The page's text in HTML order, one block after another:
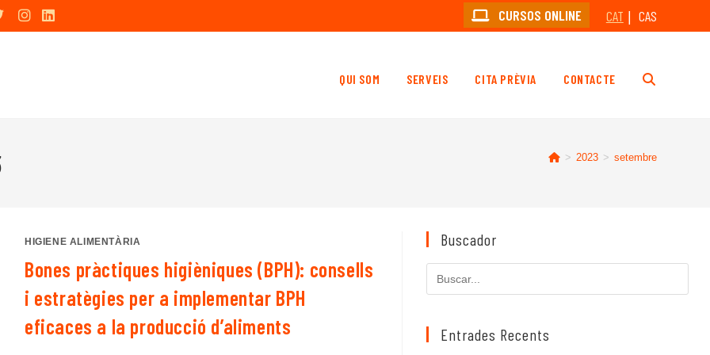
CAT CAS
CURSOS ONLINE
QUI SOM SERVEIS CITA PRÈVIA CONTACTE ALTERNA
> 2023 > setembre
HIGIENE ALIMENTÀRIA
Bones pràctiques higièniques (BPH): consells
i estratègies per a implementar BPH
eficaces a la producció d’aliments
Buscador
en
llocEntrades Recents